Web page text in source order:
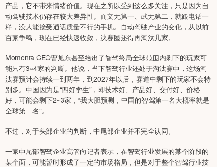
产品，它不带来情绪价值。现在之所以受到这么多关注，只是因为自
动驾驶技术仍存在较大差异性。而文无第一、武无第二，就跟电话一
样，没人能接受通话质量不行的手机。自动驾驶产业的变化，从以前
百家争鸣，现在已经快速收敛，决赛圈还得再淘汰几家。
Momenta CEO曹旭东甚至给出了智驾终局全球范围内剩下的玩家可
能只有3~4家的判断。他说，当下智驾行业还处于淘汰赛中，这场淘
汰赛预计会持续一到两年，到2027年以后，赛道中剩下的玩家不会特
别多。中国因为是“四好学生”，即技术好、产品好、交付好、价格
好，可能会剩下2~3家，“我大胆预测，中国的智驾第一名大概率就是
全球第一名”。
不过，对于头部企业的判断，中尾部企业并不完全认同。
一家中尾部智驾企业高管向记者表示，在智驾行业发展的某个阶段的
某个面，可能暂时形成了一定的市场格局，但是对于整个智驾行业技